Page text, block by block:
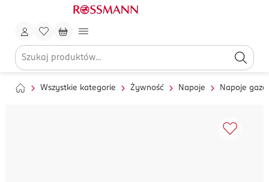
Wszystkie kategorie Żywność Napoje Napoje